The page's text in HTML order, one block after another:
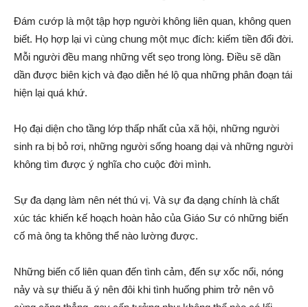
Đám cướp là một tập hợp người không liên quan, không quen
biết. Họ hợp lại vì cùng chung một mục đích: kiếm tiền đổi đời.
Mỗi người đều mang những vết sẹo trong lòng. Điều sẽ dần
dần được biên kịch và đạo diễn hé lộ qua những phân đoạn tái
hiện lại quá khứ.
Họ đại diện cho tầng lớp thấp nhất của xã hội, những người
sinh ra bị bỏ rơi, những người sống hoang dại và những người
không tìm được ý nghĩa cho cuộc đời mình.
Sự đa dạng làm nên nét thú vị. Và sự đa dạng chính là chất
xúc tác khiến kế hoạch hoàn hảo của Giáo Sư có những biến
cố mà ông ta không thể nào lường được.
Những biến cố liên quan đến tình cảm, đến sự xốc nổi, nóng
nảy và sự thiếu ă ý nên đôi khi tình huống phim trở nên vô